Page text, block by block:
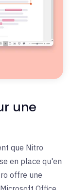
une
que Nitro
en place qu'en
offre une